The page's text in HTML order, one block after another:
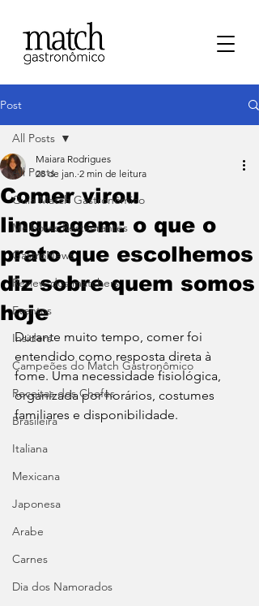
Post
All Posts
⁠Guia Match Gastronômico
Melhores Restaurantes
⁠GastroNews
Review dos matchers
Eventos
⁠Insiders
Campeões do Match Gastronômico
Receitas dos Chefes
Brasileira
Italiana
Mexicana
Japonesa
Arabe
Carnes
Dia dos Namorados
All Posts
Comer virou
linguagem: o que o
prato que escolhemos
diz sobre quem somos
hoje
Maiara Rodrigues
28 de jan. 2 min de leitura
Durante muito tempo, comer foi
entendido como resposta direta à
fome. Uma necessidade fisiológica,
organizada por horários, costumes
familiares e disponibilidade.